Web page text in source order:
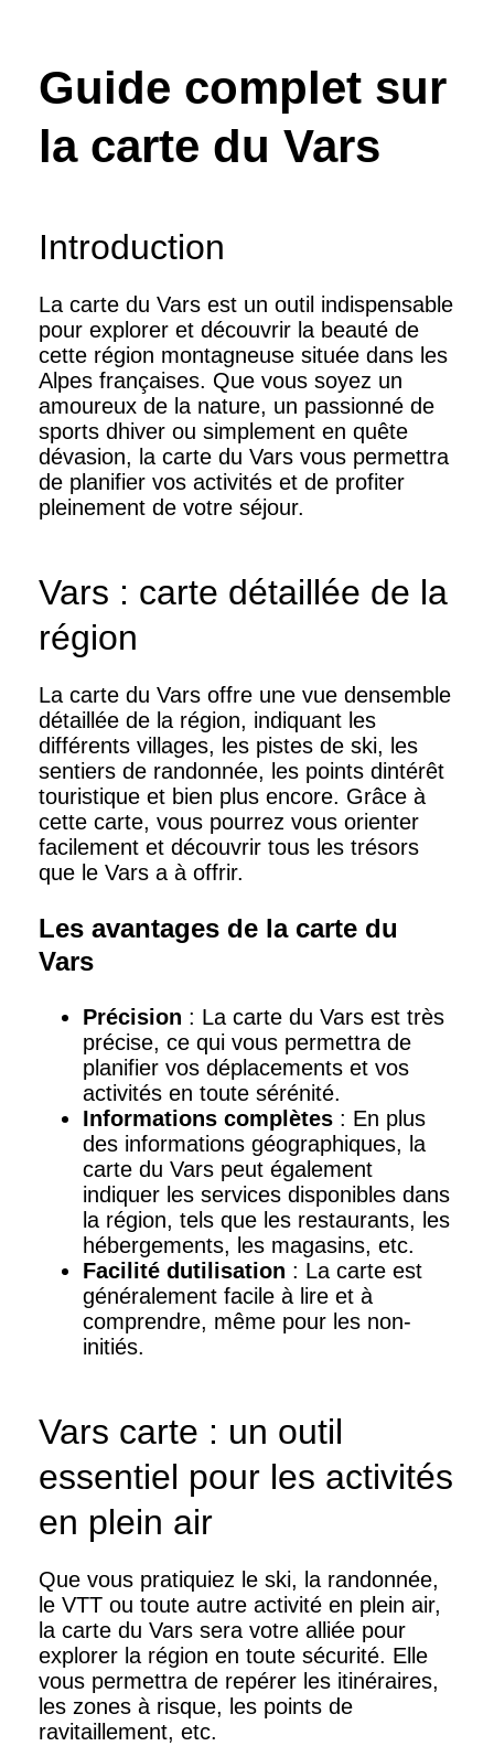
Guide complet sur
la carte du Vars
Introduction
La carte du Vars est un outil indispensable
pour explorer et découvrir la beauté de
cette région montagneuse située dans les
Alpes françaises. Que vous soyez un
amoureux de la nature, un passionné de
sports dhiver ou simplement en quête
dévasion, la carte du Vars vous permettra
de planifier vos activités et de profiter
pleinement de votre séjour.
Vars : carte détaillée de la
région
La carte du Vars offre une vue densemble
détaillée de la région, indiquant les
différents villages, les pistes de ski, les
sentiers de randonnée, les points dintérêt
touristique et bien plus encore. Grâce à
cette carte, vous pourrez vous orienter
facilement et découvrir tous les trésors
que le Vars a à offrir.
Les avantages de la carte du
Vars
Précision : La carte du Vars est très
précise, ce qui vous permettra de
planifier vos déplacements et vos
activités en toute sérénité.
Informations complètes : En plus
des informations géographiques, la
carte du Vars peut également
indiquer les services disponibles dans
la région, tels que les restaurants, les
hébergements, les magasins, etc.
Facilité dutilisation : La carte est
généralement facile à lire et à
comprendre, même pour les non-
initiés.
Vars carte : un outil
essentiel pour les activités
en plein air
Que vous pratiquiez le ski, la randonnée,
le VTT ou toute autre activité en plein air,
la carte du Vars sera votre alliée pour
explorer la région en toute sécurité. Elle
vous permettra de repérer les itinéraires,
les zones à risque, les points de
ravitaillement, etc.